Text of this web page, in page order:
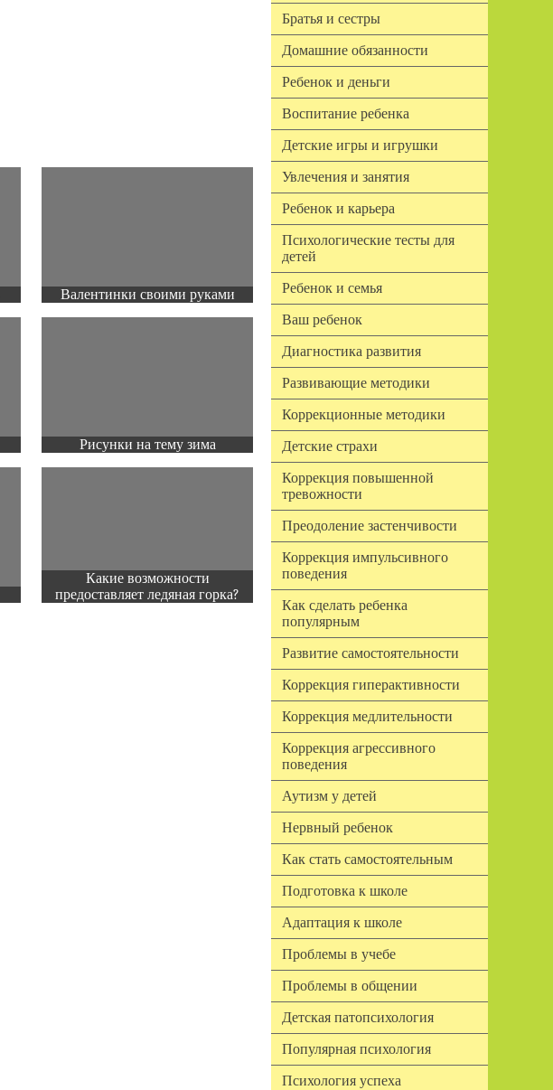
Валентинки своими руками
Рисунки на тему зима
Какие возможности
предоставляет ледяная горка?
Братья и сестры
Домашние обязанности
Ребенок и деньги
Воспитание ребенка
Детские игры и игрушки
Увлечения и занятия
Ребенок и карьера
Психологические тесты для
детей
Ребенок и семья
Ваш ребенок
Диагностика развития
Развивающие методики
Коррекционные методики
Детские страхи
Коррекция повышенной
тревожности
Преодоление застенчивости
Коррекция импульсивного
поведения
Как сделать ребенка
популярным
Развитие самостоятельности
Коррекция гиперактивности
Коррекция медлительности
Коррекция агрессивного
поведения
Аутизм у детей
Нервный ребенок
Как стать самостоятельным
Подготовка к школе
Адаптация к школе
Проблемы в учебе
Проблемы в общении
Детская патопсихология
Популярная психология
Психология успеха